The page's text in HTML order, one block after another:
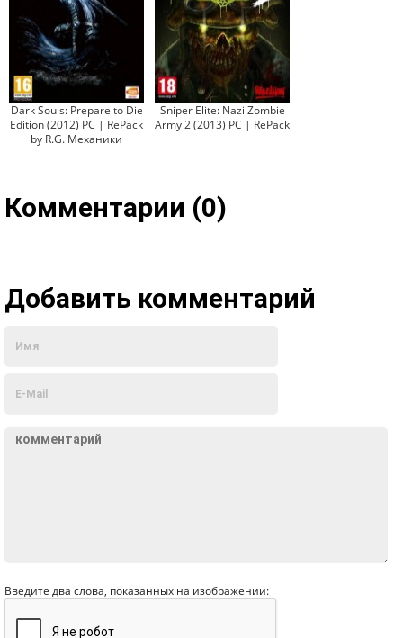
Dark Souls: Prepare to Die
Edition (2012) PC | RePack
by R.G. Механики
Sniper Elite: Nazi Zombie
Army 2 (2013) PC | RePack
Комментарии (0)
Добавить комментарий
Введите два слова, показанных на изображении: